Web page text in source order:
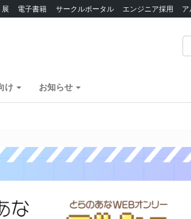
電子書籍 サークルポータル エンジニア採用
け お知らせ